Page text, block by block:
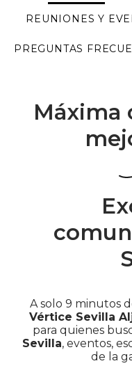
REUNIONES Y
PREGUNTAS
Máxima
A solo 9 minutos
Vértice Sevilla
para quienes
Sevilla, eventos,
de la